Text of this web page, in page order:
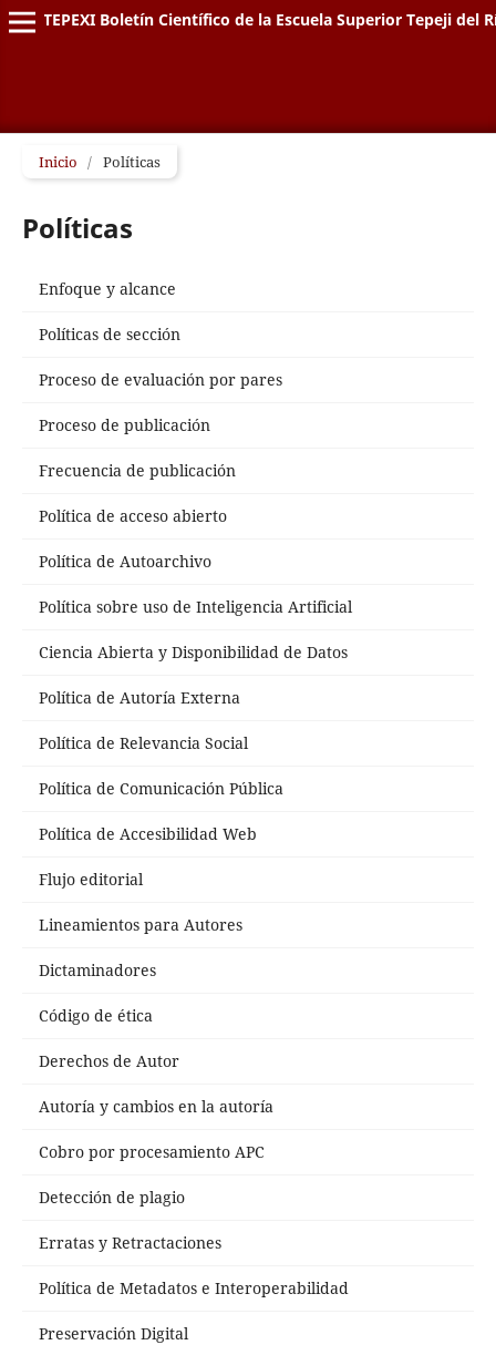
TEPEXI Boletín Científico de la Escuela Superior Tepeji del
Inicio / Políticas
Políticas
Enfoque y alcance
Políticas de sección
Proceso de evaluación por pares
Proceso de publicación
Frecuencia de publicación
Política de acceso abierto
Política de Autoarchivo
Política sobre uso de Inteligencia Artificial
Ciencia Abierta y Disponibilidad de Datos
Política de Autoría Externa
Política de Relevancia Social
Política de Comunicación Pública
Política de Accesibilidad Web
Flujo editorial
Lineamientos para Autores
Dictaminadores
Código de ética
Derechos de Autor
Autoría y cambios en la autoría
Cobro por procesamiento APC
Detección de plagio
Erratas y Retractaciones
Política de Metadatos e Interoperabilidad
Preservación Digital